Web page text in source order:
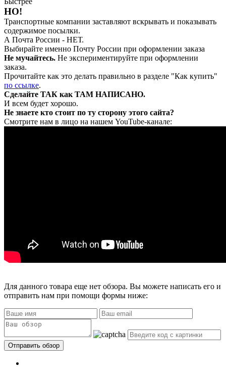
НО!
Транспортные компании заставляют вскрывать и показывать
содержимое посылки.
А Почта России - НЕТ.
Выбирайте именно Почту России при оформлении заказа
Не мучайтесь. Не экспериментируйте при оформлении
заказа.
Прочитайте как это делать правильно в разделе "Как купить"
по ссылке.
Сделайте ТАК как ТАМ НАПИСАНО.
И всем будет хорошо.
Не знаете кто стоит по ту сторону этого сайта?
Смотрите нам в лицо на нашем YouTube-канале:
Для данного товара еще нет обзора. Вы можете написать его и
отправить нам при помощи формы ниже: